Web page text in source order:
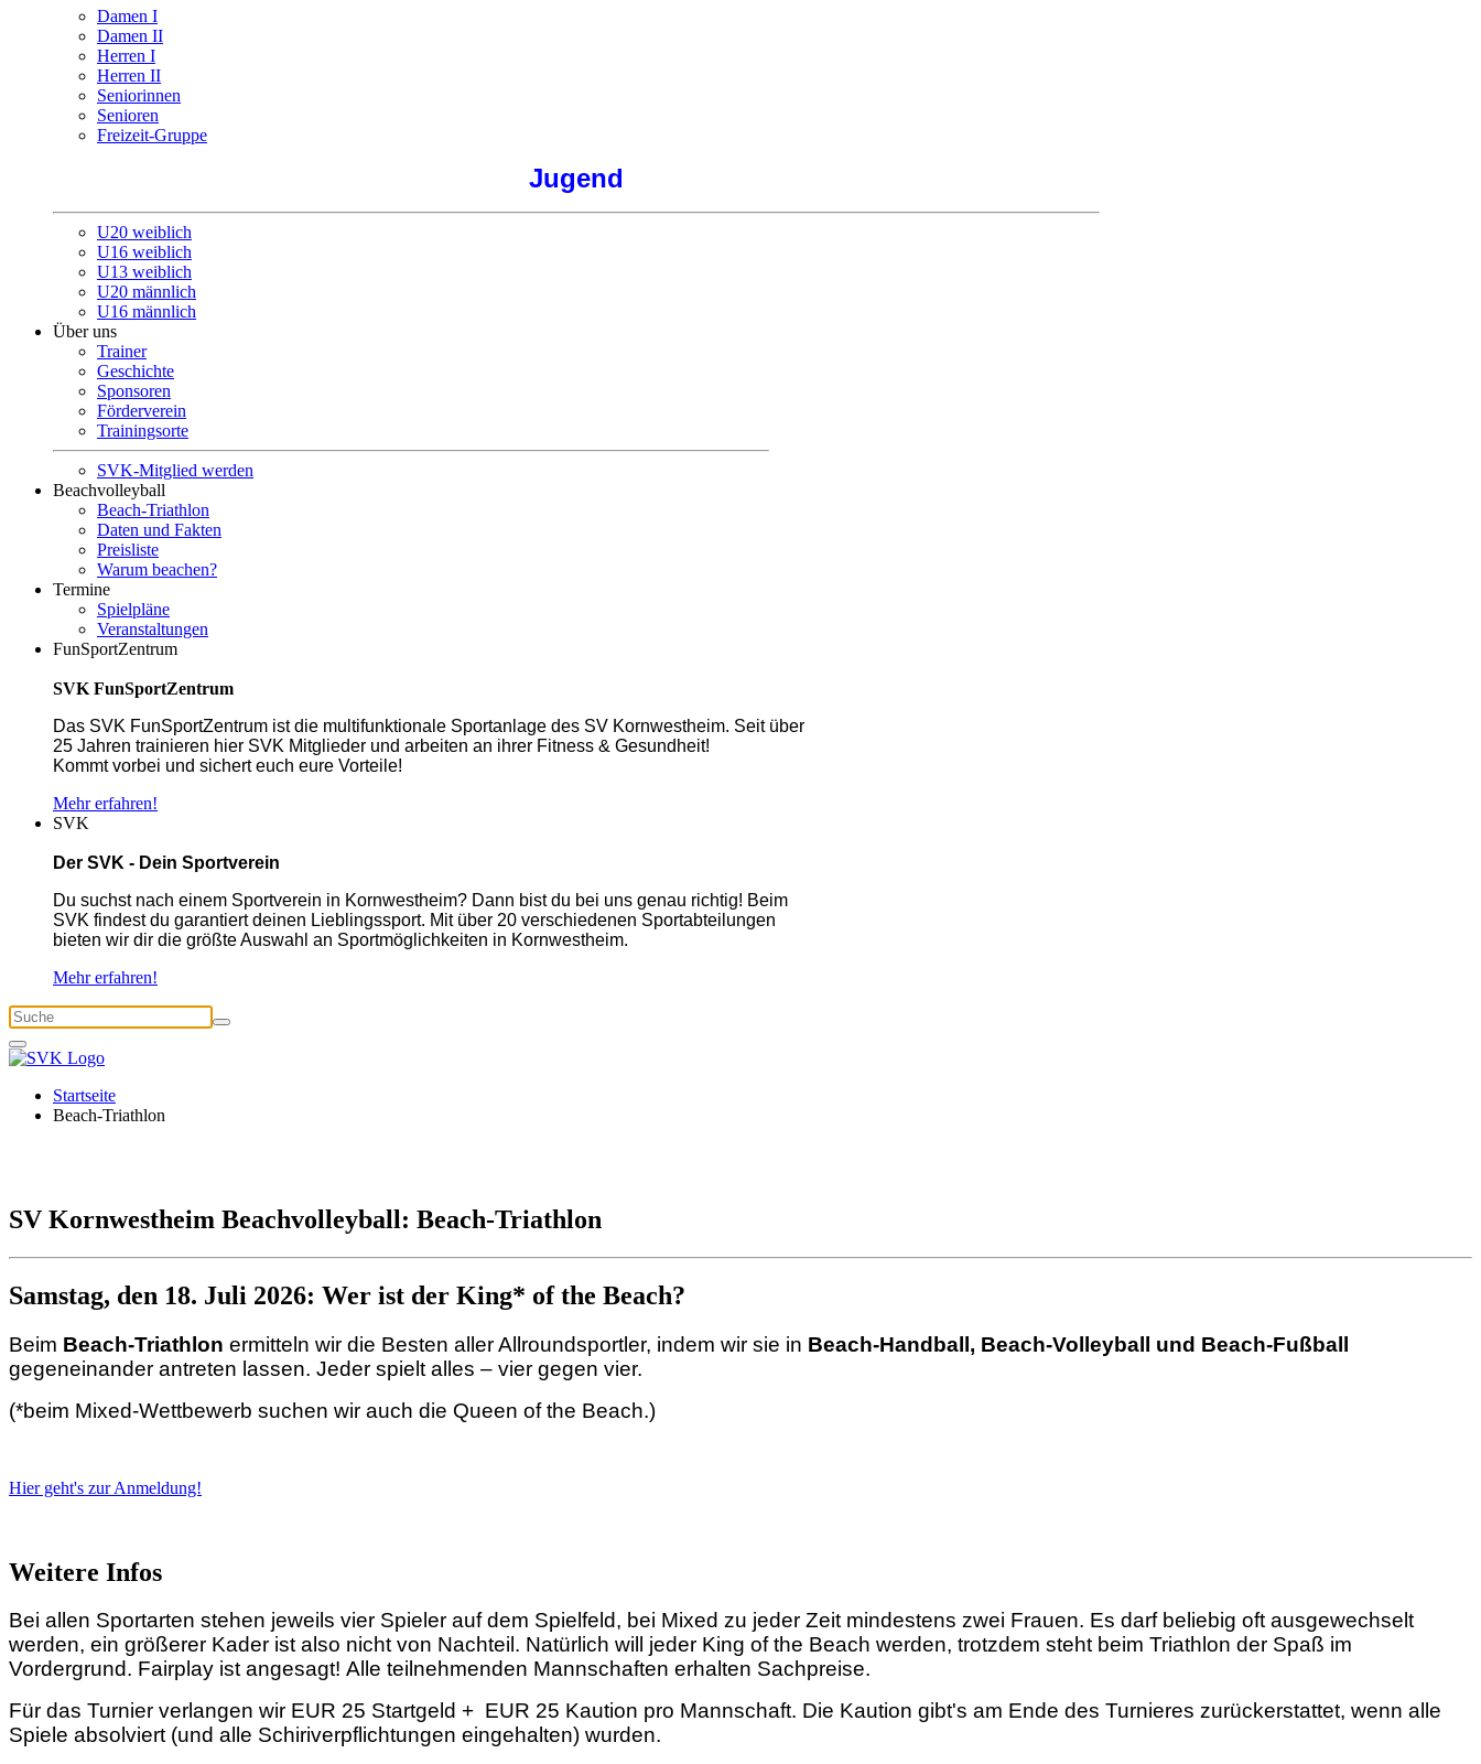
Damen I
Damen II
Herren I
Herren II
Seniorinnen
Senioren
Freizeit-Gruppe
Jugend
U20 weiblich
U16 weiblich
U13 weiblich
U20 männlich
U16 männlich
Über uns
Trainer
Geschichte
Sponsoren
Förderverein
Trainingsorte
SVK-Mitglied werden
Beachvolleyball
Beach-Triathlon
Daten und Fakten
Preisliste
Warum beachen?
Termine
Spielpläne
Veranstaltungen
FunSportZentrum
SVK FunSportZentrum
Das SVK FunSportZentrum ist die multifunktionale Sportanlage des SV Kornwestheim. Seit über
25 Jahren trainieren hier SVK Mitglieder und arbeiten an ihrer Fitness & Gesundheit!
Kommt vorbei und sichert euch eure Vorteile!
Mehr erfahren!
SVK
Der SVK - Dein Sportverein
Du suchst nach einem Sportverein in Kornwestheim? Dann bist du bei uns genau richtig! Beim
SVK findest du garantiert deinen Lieblingssport. Mit über 20 verschiedenen Sportabteilungen
bieten wir dir die größte Auswahl an Sportmöglichkeiten in Kornwestheim.
Mehr erfahren!
Startseite
Beach-Triathlon
SV Kornwestheim Beachvolleyball: Beach-Triathlon
Samstag, den 18. Juli 2026: Wer ist der King* of the Beach?
Beim Beach-Triathlon ermitteln wir die Besten aller Allroundsportler, indem wir sie in Beach-Handball, Beach-Volleyball und Beach-Fußball
gegeneinander antreten lassen. Jeder spielt alles – vier gegen vier.
(*beim Mixed-Wettbewerb suchen wir auch die Queen of the Beach.)
Hier geht's zur Anmeldung!
Weitere Infos
Bei allen Sportarten stehen jeweils vier Spieler auf dem Spielfeld, bei Mixed zu jeder Zeit mindestens zwei Frauen. Es darf beliebig oft ausgewechselt
werden, ein größerer Kader ist also nicht von Nachteil. Natürlich will jeder King of the Beach werden, trotzdem steht beim Triathlon der Spaß im
Vordergrund. Fairplay ist angesagt! Alle teilnehmenden Mannschaften erhalten Sachpreise.
Für das Turnier verlangen wir EUR 25 Startgeld + EUR 25 Kaution pro Mannschaft. Die Kaution gibt's am Ende des Turnieres zurückerstattet, wenn alle
Spiele absolviert (und alle Schiriverpflichtungen eingehalten) wurden.